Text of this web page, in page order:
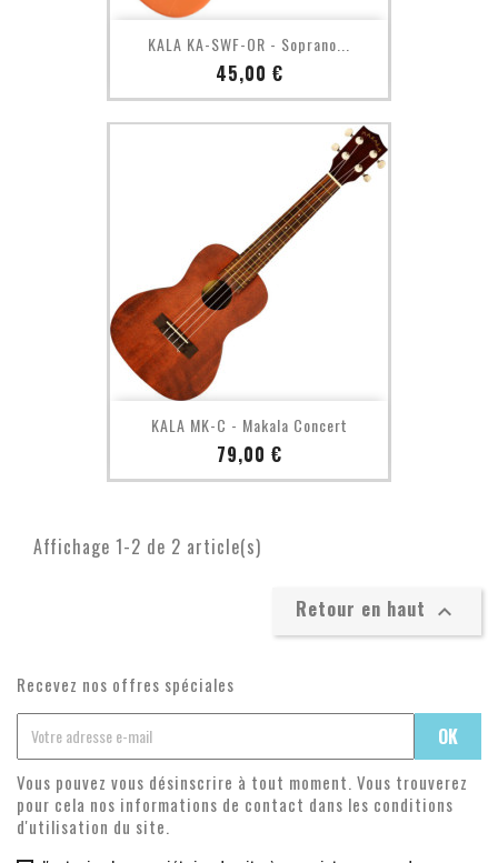
KALA KA-SWF-OR - Soprano...
Prix
45,00 €
KALA MK-C - Makala Concert
Prix
79,00 €
Affichage 1-2 de 2 article(s)
Retour en haut 
Recevez nos offres spéciales
Vous pouvez vous désinscrire à tout moment. Vous trouverez
pour cela nos informations de contact dans les conditions
d'utilisation du site.